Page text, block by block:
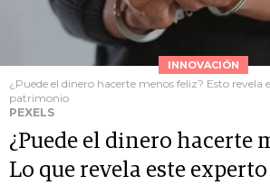
INNOVACIÓN
¿Puede el dinero hacerte menos feliz? Esto revela
patrimonio
PEXELS
¿Puede el dinero hacerte
Lo que revela este